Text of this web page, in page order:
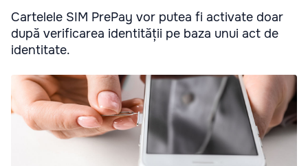
Cartelele SIM PrePay vor putea fi activate doar
după verificarea identității pe baza unui act de
identitate.